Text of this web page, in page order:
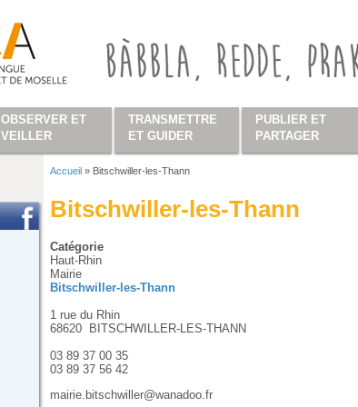
Accueil » Bitschwiller-les-Thann
Bitschwiller-les-Thann
Catégorie
Haut-Rhin
Mairie
Bitschwiller-les-Thann
1 rue du Rhin
68620
BITSCHWILLER-LES-THANN
03 89 37 00 35
03 89 37 56 42
mairie.bitschwiller@wanadoo.fr
OBSERVER ET
VEILLER
TRANSMETTRE
ET GUIDER
PUBLIER ET
PARTAGER